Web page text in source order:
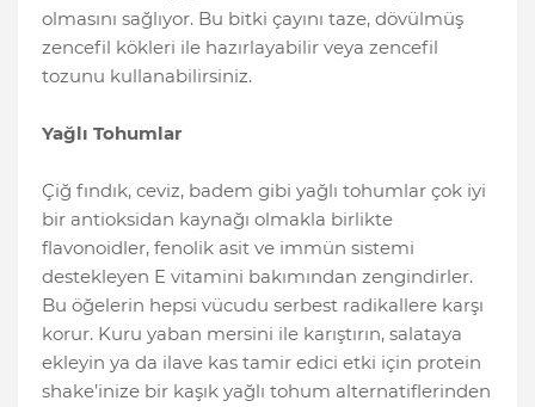
olmasını sağlıyor. Bu bitki çayını taze, dövülmüş
zencefil kökleri ile hazırlayabilir veya zencefil
tozunu kullanabilirsiniz.
Yağlı Tohumlar
Çiğ fındık, ceviz, badem gibi yağlı tohumlar çok iyi
bir antioksidan kaynağı olmakla birlikte
flavonoidler, fenolik asit ve immün sistemi
destekleyen E vitamini bakımından zengindirler.
Bu öğelerin hepsi vücudu serbest radikallere karşı
korur. Kuru yaban mersini ile karıştırın, salataya
ekleyin ya da ilave kas tamir edici etki için protein
shake’inize bir kaşık yağlı tohum alternatiflerinden